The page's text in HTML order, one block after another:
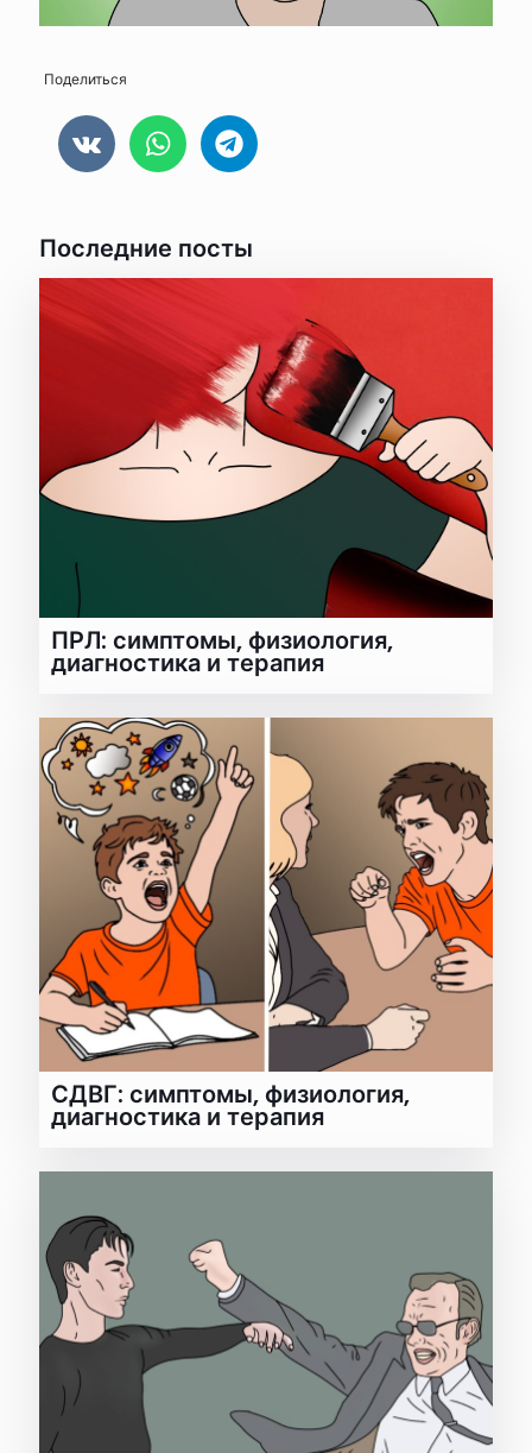
Поделиться
Последние посты
ПРЛ: симптомы, физиология,
диагностика и терапия
СДВГ: симптомы, физиология,
диагностика и терапия